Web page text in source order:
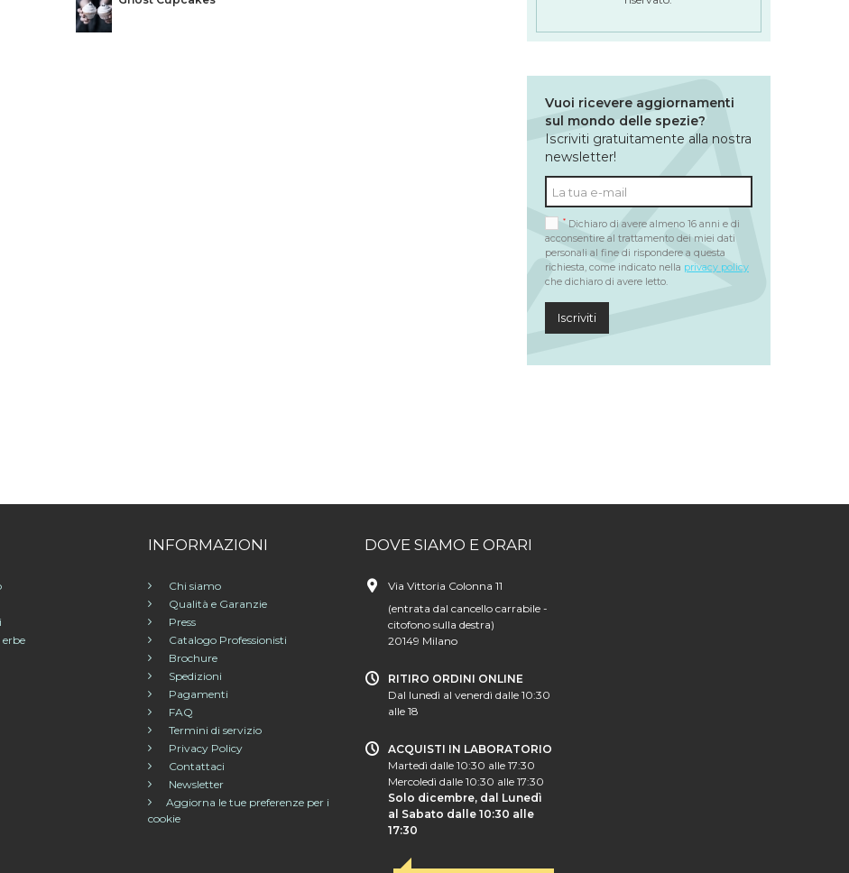
Vuoi ricevere aggiornamenti
sul mondo delle spezie?
Iscriviti gratuitamente alla nostra
newsletter!
*Dichiaro di avere almeno 16 anni e di
acconsentire al trattamento dei miei dati
personali al fine di rispondere a questa
richiesta, come indicato nella privacy policy
che dichiaro di avere letto.
Iscriviti
erbe
INFORMAZIONI
Chi siamo
Qualità e Garanzie
Press
Catalogo Professionisti
Brochure
Spedizioni
Pagamenti
FAQ
Termini di servizio
Privacy Policy
Contattaci
Newsletter
Aggiorna le tue preferenze per i
cookie
DOVE SIAMO E ORARI
Via Vittoria Colonna 11
(entrata dal cancello carrabile -
citofono sulla destra)
20149 Milano
RITIRO ORDINI ONLINE
Dal lunedì al venerdì dalle 10:30
alle 18
ACQUISTI IN LABORATORIO
Martedì dalle 10:30 alle 17:30
Mercoledì dalle 10:30 alle 17:30
Solo dicembre, dal Lunedì
al Sabato dalle 10:30 alle
17:30